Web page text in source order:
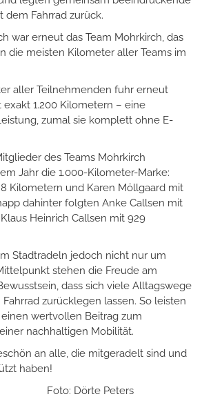
dem Fahrrad zurück.
war erneut das Team Mohrkirch, das
die meisten Kilometer aller Teams im
aller Teilnehmenden fuhr erneut
exakt 1.200 Kilometern – eine
zumal sie komplett ohne E-
des Teams Mohrkirch
Jahr die 1.000-Kilometer-Marke:
Kilometern und Karen Möllgaard mit
dahinter folgten Anke Callsen mit
Heinrich Callsen mit 929
Stadtradeln jedoch nicht nur um
stehen die Freude am
dass sich viele Alltagswege
zurücklegen lassen. So leisten
wertvollen Beitrag zum
nachhaltigen Mobilität.
an alle, die mitgeradelt sind und
haben!
Foto: Dörte Peters